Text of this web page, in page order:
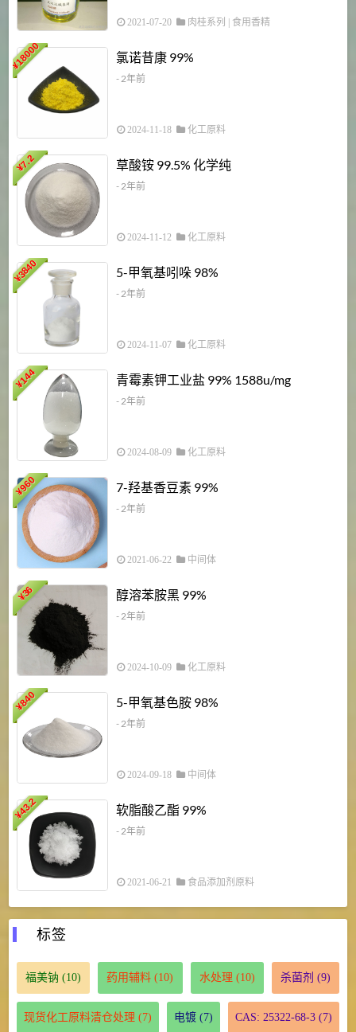
2021-07-20 肉桂系列 食用香精
¥
18000 氯诺昔康 99%
- 2年前
2024-11-18 化工原料
¥
7.2 草酸铵 99.5% 化学纯
- 2年前
2024-11-12 化工原料
¥
3840 5-甲氧基吲哚 98%
- 2年前
2024-11-07 化工原料
¥
144 青霉素钾工业盐 99% 1588u/mg
- 2年前
2024-08-09 化工原料
¥
960 7-羟基香豆素 99%
- 2年前
2021-06-22 中间体
¥
36 醇溶苯胺黑 99%
- 2年前
2024-10-09 化工原料
¥
840 5-甲氧基色胺 98%
- 2年前
2024-09-18 中间体
¥
43.2 软脂酸乙酯 99%
- 2年前
2021-06-21 食品添加剂原料
标签
福美钠 (10) 药用辅料 (10) 水处理 (10) 杀菌剂 (9)
现货化工原料清仓处理 (7) 电镀 (7) CAS: 25322-68-3 (7)